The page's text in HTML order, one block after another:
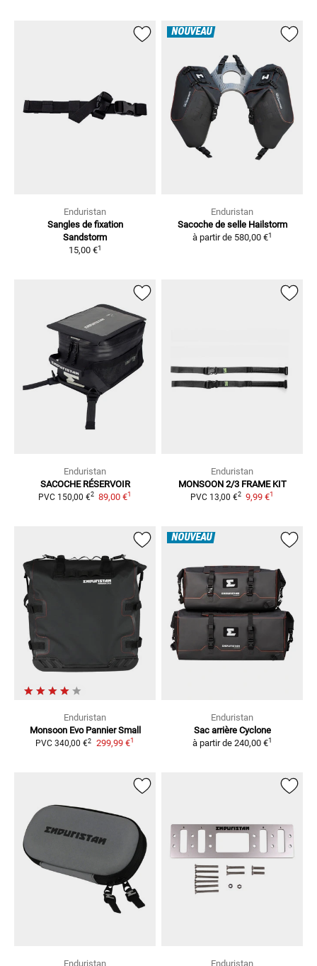
Enduristan
Sangles de fixation
Sandstorm
15,00 €1
NOUVEAU
Enduristan
Sacoche de selle Hailstorm
à partir de 580,00 €1
Enduristan
SACOCHE RÉSERVOIR
PVC 150,00 €2 89,00 €1
Enduristan
MONSOON 2/3 FRAME KIT
PVC 13,00 €2 9,99 €1
Enduristan
Monsoon Evo Pannier Small
PVC 340,00 €2 299,99 €1
NOUVEAU
Enduristan
Sac arrière Cyclone
à partir de 240,00 €1
Enduristan
Enduristan